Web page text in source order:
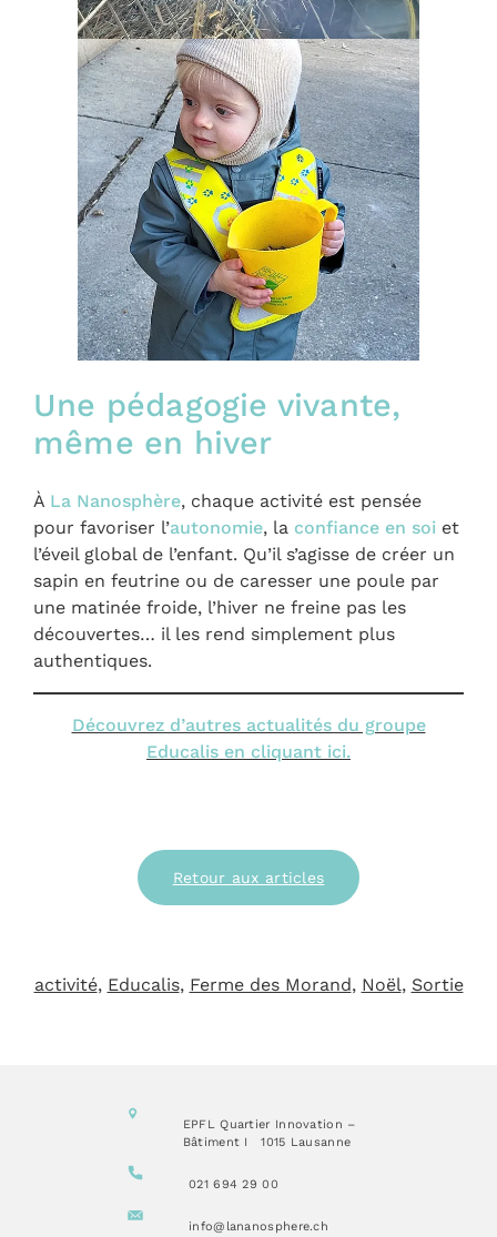
Une pédagogie vivante,
même en hiver
À La Nanosphère, chaque activité est pensée
pour favoriser l’autonomie, la confiance en soi et
l’éveil global de l’enfant. Qu’il s’agisse de créer un
sapin en feutrine ou de caresser une poule par
une matinée froide, l’hiver ne freine pas les
découvertes… il les rend simplement plus
authentiques.
Découvrez d’autres actualités du groupe
Educalis en cliquant ici.
Retour aux articles
activité, Educalis, Ferme des Morand, Noël, Sortie
EPFL Quartier Innovation –
Bâtiment I1015 Lausanne
021 694 29 00
info@lananosphere.ch